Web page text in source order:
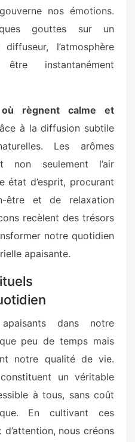
nos émotions.
gouttes sur un
l’atmosphère
instantanément
règnent calme et
à la diffusion subtile
Les arômes
non seulement l’air
état d’esprit, procurant
être et de relaxation
recèlent des trésors
notre quotidien
apaisante.
dans notre
peu de temps mais
notre qualité de vie.
un véritable
à tous, sans coût
En cultivant ces
nous créons